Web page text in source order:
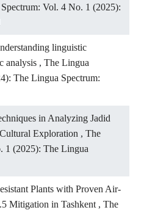
Vol. 4 No. 1 (2025):
linguistic
analysis , The Lingua
The Lingua Spectrum:
in Analyzing Jadid
Exploration , The
1 (2025): The Lingua
Plants with Proven Air-
Mitigation in Tashkent , The